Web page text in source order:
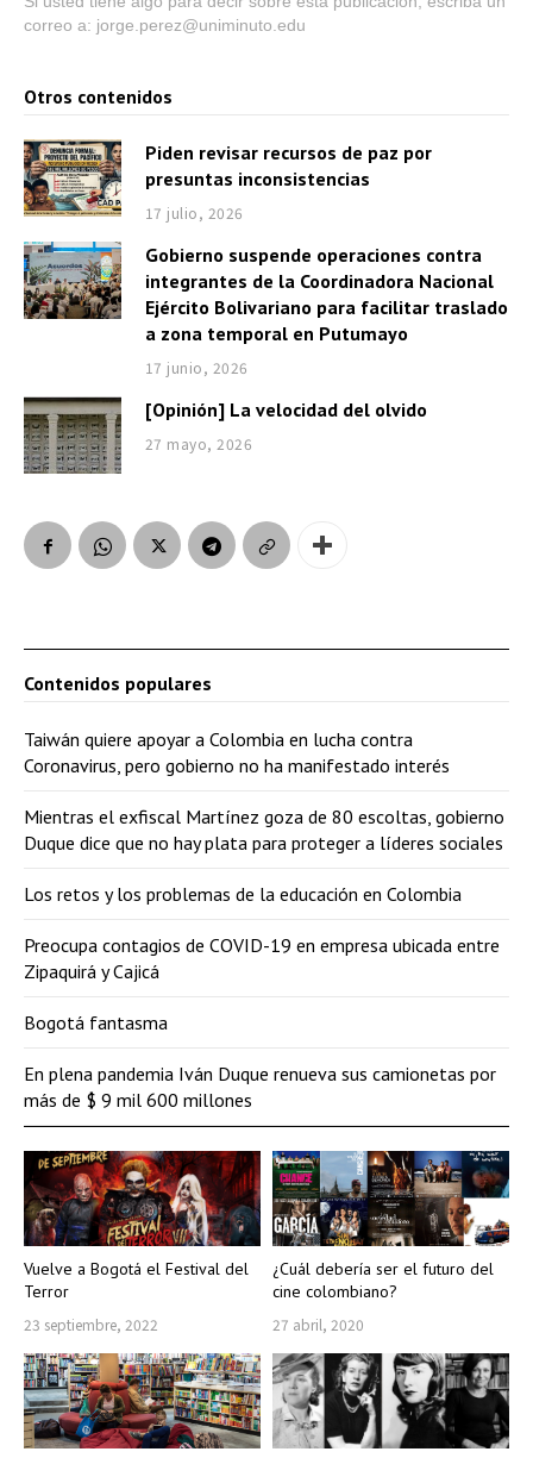
correo a: jorge.perez@uniminuto.edu
Otros contenidos
Piden revisar recursos de paz por
presuntas inconsistencias
17 julio, 2026
Gobierno suspende operaciones contra
integrantes de la Coordinadora Nacional
Ejército Bolivariano para facilitar traslado
a zona temporal en Putumayo
17 junio, 2026
[Opinión] La velocidad del olvido
27 mayo, 2026
Vuelve a Bogotá el Festival del
Terror
23 septiembre, 2022
¿Cuál debería ser el futuro del
cine colombiano?
27 abril, 2020
Contenidos populares
Taiwán quiere apoyar a Colombia en lucha contra
Coronavirus, pero gobierno no ha manifestado interés
Mientras el exfiscal Martínez goza de 80 escoltas, gobierno
Duque dice que no hay plata para proteger a líderes sociales
Los retos y los problemas de la educación en Colombia
Preocupa contagios de COVID-19 en empresa ubicada entre
Zipaquirá y Cajicá
Bogotá fantasma
En plena pandemia Iván Duque renueva sus camionetas por
más de $ 9 mil 600 millones